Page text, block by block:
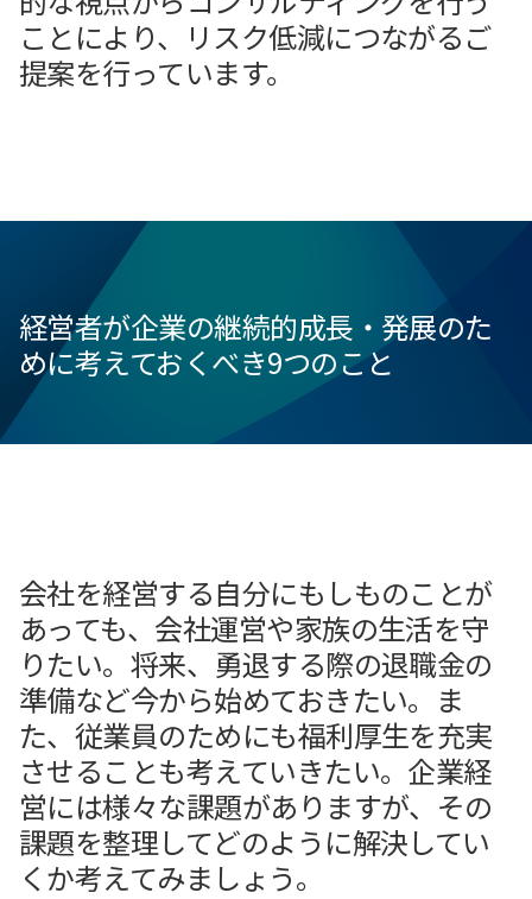
ことにより、リスク低減につながるご
提案を行っています。
経営者が企業の継続的成長・発展のた
めに考えておくべき9つのこと
会社を経営する自分にもしものことが
あっても、会社運営や家族の生活を守
りたい。将来、勇退する際の退職金の
準備など今から始めておきたい。ま
た、従業員のためにも福利厚生を充実
させることも考えていきたい。企業経
営には様々な課題がありますが、その
課題を整理してどのように解決してい
くか考えてみましょう。